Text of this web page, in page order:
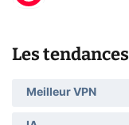
Les tendances
Meilleur VPN